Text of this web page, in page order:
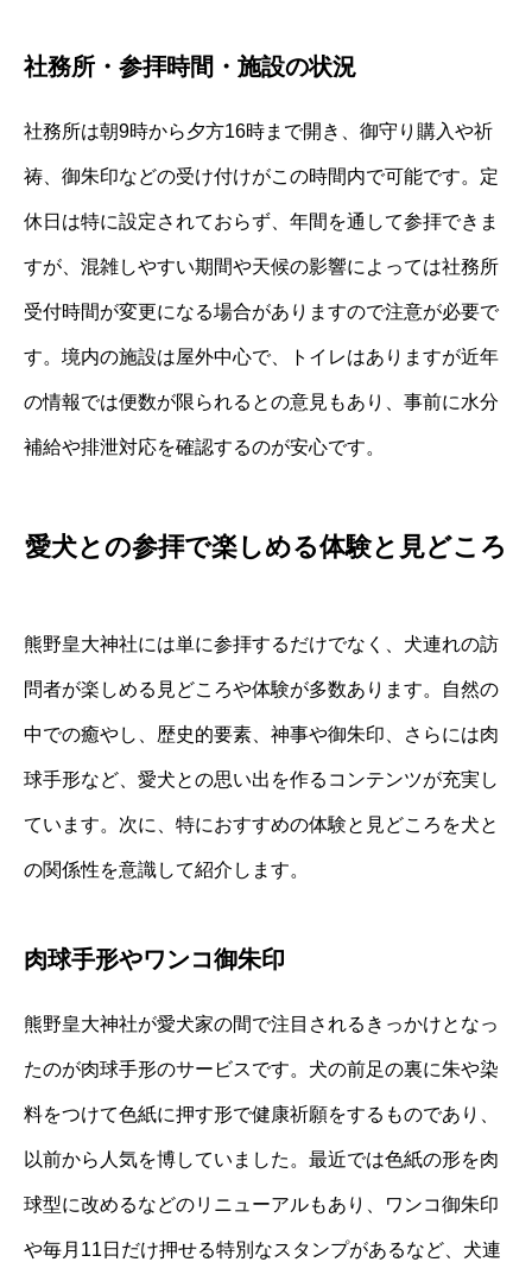
社務所・参拝時間・施設の状況
社務所は朝9時から夕方16時まで開き、御守り購入や祈
祷、御朱印などの受け付けがこの時間内で可能です。定
休日は特に設定されておらず、年間を通して参拝できま
すが、混雑しやすい期間や天候の影響によっては社務所
受付時間が変更になる場合がありますので注意が必要で
す。境内の施設は屋外中心で、トイレはありますが近年
の情報では便数が限られるとの意見もあり、事前に水分
補給や排泄対応を確認するのが安心です。
愛犬との参拝で楽しめる体験と見どころ
熊野皇大神社には単に参拝するだけでなく、犬連れの訪
問者が楽しめる見どころや体験が多数あります。自然の
中での癒やし、歴史的要素、神事や御朱印、さらには肉
球手形など、愛犬との思い出を作るコンテンツが充実し
ています。次に、特におすすめの体験と見どころを犬と
の関係性を意識して紹介します。
肉球手形やワンコ御朱印
熊野皇大神社が愛犬家の間で注目されるきっかけとなっ
たのが肉球手形のサービスです。犬の前足の裏に朱や染
料をつけて色紙に押す形で健康祈願をするものであり、
以前から人気を博していました。最近では色紙の形を肉
球型に改めるなどのリニューアルもあり、ワンコ御朱印
や毎月11日だけ押せる特別なスタンプがあるなど、犬連